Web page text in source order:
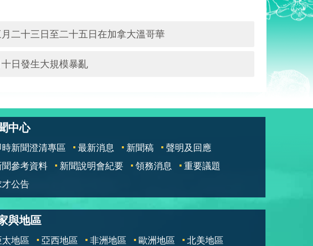
二十三日至二十五日在加拿大溫哥華
日發生大規模暴亂
中心
時新聞澄清專區 最新消息 新聞稿
聲明及回應
聞參考資料
新聞說明會紀要 領務消息
重要議題
才公告
與地區
太地區 亞西地區 非洲地區 歐洲地區
北美地區